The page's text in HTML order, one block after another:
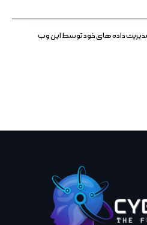
و مدیریت داده های خود توسط این وب